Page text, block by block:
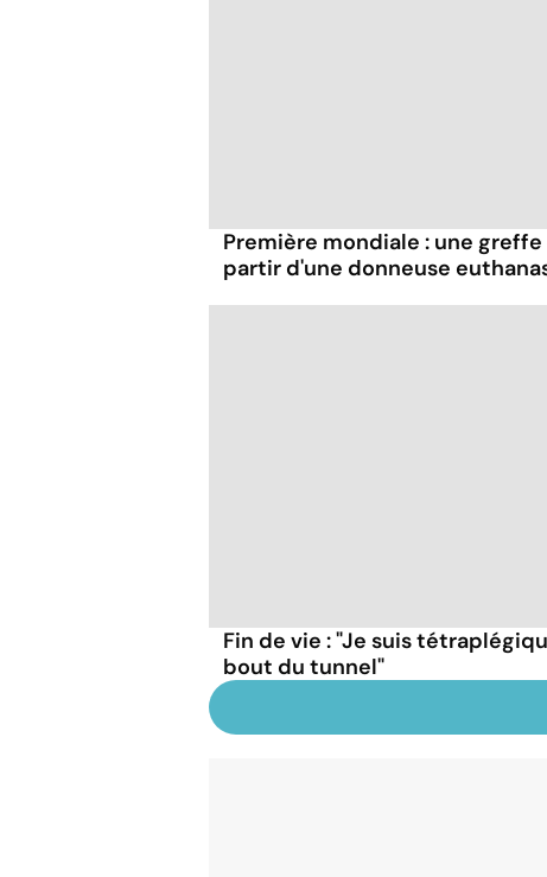
Première mondiale : une
partir d'une donneuse
Fin de vie : "Je suis
bout du tunnel"